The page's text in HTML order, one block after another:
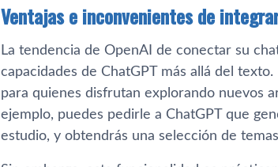
Ventajas e inconvenientes de
La tendencia de OpenAI de conectar su
capacidades de ChatGPT más allá del
para quienes disfrutan explorando nuevos
ejemplo, puedes pedirle a ChatGPT que
estudio, y obtendrás una selección de